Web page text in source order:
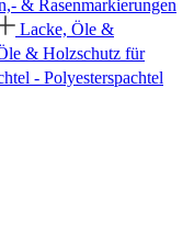
& Rasenmarkierungen
Lacke, Öle &
& Holzschutz für
- Polyesterspachtel